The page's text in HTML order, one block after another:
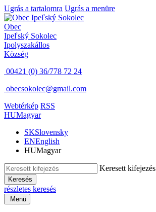
Ugrás a tartalomra Ugrás a menüre
Obec
Ipeľský Sokolec
Ipolyszakállos
Község
00421 (0) 36/778 72 24
obecsokolec@gmail.com
Webtérkép RSS
HUMagyar
SKSlovensky
ENEnglish
HUMagyar
Keresett kifejezés
Keresés
részletes keresés
Menü